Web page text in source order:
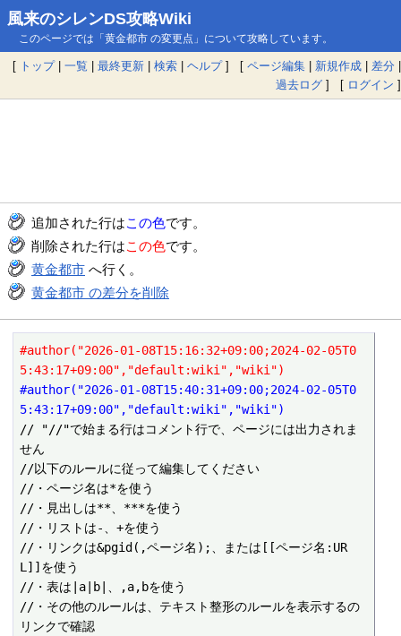
風来のシレンDS攻略Wiki
このページでは「黄金都市 の変更点」について攻略しています。
[ トップ| 一覧 | 最終更新 | 検索 | ヘルプ] [ ページ編集 | 新規作成 | 差分 |
過去ログ ] [ ログイン ]
追加された行はこの色です。
削除された行はこの色です。
黄金都市 へ行く。
黄金都市 の差分を削除
#author("2026-01-08T15:16:32+09:00;2024-02-05T0
5:43:17+09:00","default:wiki","wiki")
#author("2026-01-08T15:40:31+09:00;2024-02-05T0
5:43:17+09:00","default:wiki","wiki")
// "//"で始まる行はコメント行で、ページには出力されま
せん
//以下のルールに従って編集してください
//・ページ名は*を使う
//・見出しは**、***を使う
//・リストは-、+を使う
//・リンクは&pgid(,ページ名);、または[[ページ名:UR
L]]を使う
//・表は|a|b|、,a,bを使う
//・その他のルールは、テキスト整形のルールを表示するの
リンクで確認